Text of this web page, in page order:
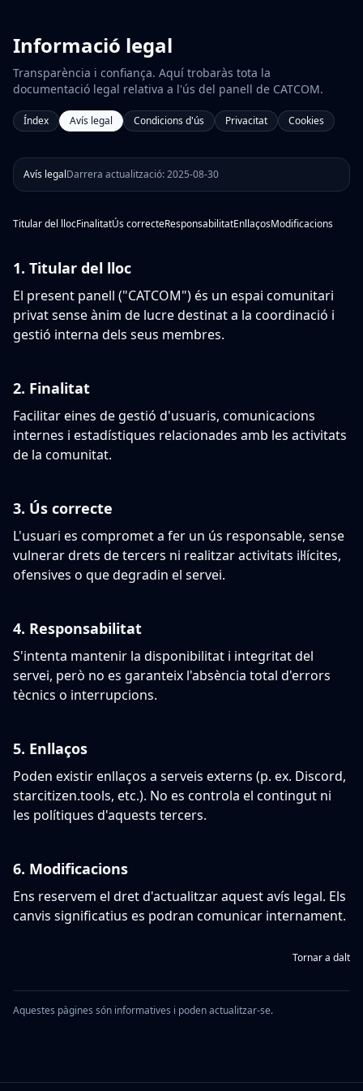
Informació legal
Transparència i confiança. Aquí trobaràs tota la
documentació legal relativa a l'ús del panell de CATCOM.
Índex Avís legal Condicions d'ús Privacitat Cookies
Avís legalDarrera actualització:2025-08-30
Titular del llocFinalitatÚs correcteResponsabilitatEnllaçosModificacions
1. Titular del lloc
El present panell ("CATCOM") és un espai comunitari
privat sense ànim de lucre destinat a la coordinació i
gestió interna dels seus membres.
2. Finalitat
Facilitar eines de gestió d'usuaris, comunicacions
internes i estadístiques relacionades amb les activitats
de la comunitat.
3. Ús correcte
L'usuari es compromet a fer un ús responsable, sense
vulnerar drets de tercers ni realitzar activitats il·lícites,
ofensives o que degradin el servei.
4. Responsabilitat
S'intenta mantenir la disponibilitat i integritat del
servei, però no es garanteix l'absència total d'errors
tècnics o interrupcions.
5. Enllaços
Poden existir enllaços a serveis externs (p. ex. Discord,
starcitizen.tools, etc.). No es controla el contingut ni
les polítiques d'aquests tercers.
6. Modificacions
Ens reservem el dret d'actualitzar aquest avís legal. Els
canvis significatius es podran comunicar internament.
Tornar a dalt
Aquestes pàgines són informatives i poden actualitzar-se.